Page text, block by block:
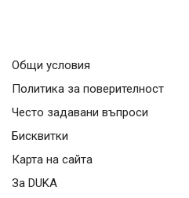
Общи условия
Политика за поверителност
Често задавани въпроси
Бисквитки
Карта на сайта
За DUKA